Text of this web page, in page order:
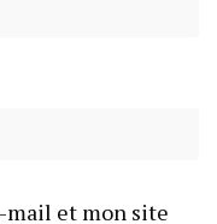
mail et mon site